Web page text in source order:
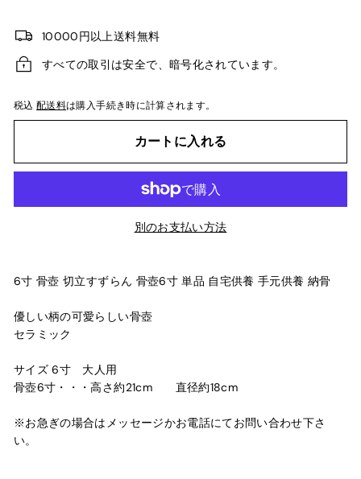
10000円以上送料無料
すべての取引は安全で、暗号化されています。
税込配送料は購入手続き時に計算されます。
カートに入れる
別のお支払い方法
6寸 骨壺 切立すずらん 骨壺6寸 単品 自宅供養 手元供養 納骨
優しい柄の可愛らしい骨壺
セラミック
サイズ 6寸 大人用
骨壺6寸・・・高さ約21cm 直径約18cm
※お急ぎの場合はメッセージかお電話にてお問い合わせ下さ
い。